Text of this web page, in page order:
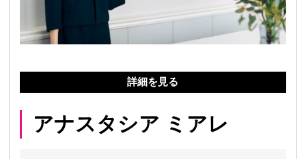
詳細を見る
アナスタシア ミアレ